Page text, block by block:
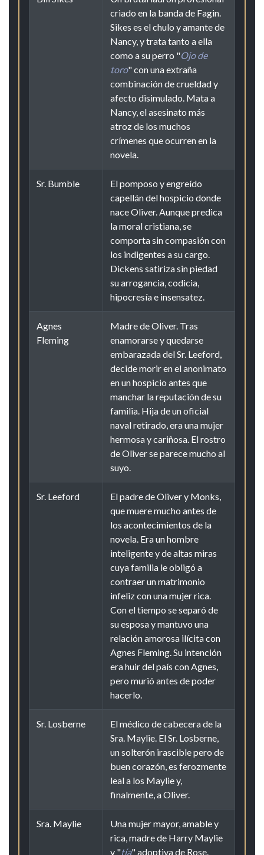
criado en la banda de Fagin.
Sikes es el chulo y amante de
Nancy, y trata tanto a ella
como a su perro "Ojo de
toro" con una extraña
combinación de crueldad y
afecto disimulado. Mata a
Nancy, el asesinato más
atroz de los muchos
crímenes que ocurren en la
novela.
Sr. Bumble
El pomposo y engreído
capellán del hospicio donde
nace Oliver. Aunque predica
la moral cristiana, se
comporta sin compasión con
los indigentes a su cargo.
Dickens satiriza sin piedad
su arrogancia, codicia,
hipocresía e insensatez.
Agnes
Fleming
Madre de Oliver. Tras
enamorarse y quedarse
embarazada del Sr. Leeford,
decide morir en el anonimato
en un hospicio antes que
manchar la reputación de su
familia. Hija de un oficial
naval retirado, era una mujer
hermosa y cariñosa. El rostro
de Oliver se parece mucho al
suyo.
Sr. Leeford
El padre de Oliver y Monks,
que muere mucho antes de
los acontecimientos de la
novela. Era un hombre
inteligente y de altas miras
cuya familia le obligó a
contraer un matrimonio
infeliz con una mujer rica.
Con el tiempo se separó de
su esposa y mantuvo una
relación amorosa ilícita con
Agnes Fleming. Su intención
era huir del país con Agnes,
pero murió antes de poder
hacerlo.
Sr. Losberne
El médico de cabecera de la
Sra. Maylie. El Sr. Losberne,
un solterón irascible pero de
buen corazón, es ferozmente
leal a los Maylie y,
finalmente, a Oliver.
Sra. Maylie
Una mujer mayor, amable y
rica, madre de Harry Maylie
y "tía" adoptiva de Rose.